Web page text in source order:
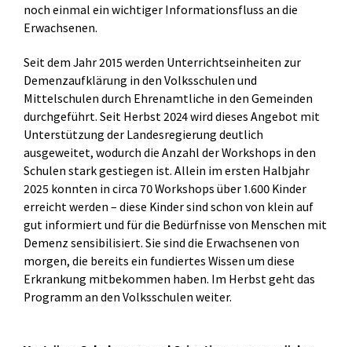
noch einmal ein wichtiger Informationsfluss an die
Erwachsenen.
Seit dem Jahr 2015 werden Unterrichtseinheiten zur
Demenzaufklärung in den Volksschulen und
Mittelschulen durch Ehrenamtliche in den Gemeinden
durchgeführt. Seit Herbst 2024 wird dieses Angebot mit
Unterstützung der Landesregierung deutlich
ausgeweitet, wodurch die Anzahl der Workshops in den
Schulen stark gestiegen ist. Allein im ersten Halbjahr
2025 konnten in circa 70 Workshops über 1.600 Kinder
erreicht werden – diese Kinder sind schon von klein auf
gut informiert und für die Bedürfnisse von Menschen mit
Demenz sensibilisiert. Sie sind die Erwachsenen von
morgen, die bereits ein fundiertes Wissen um diese
Erkrankung mitbekommen haben. Im Herbst geht das
Programm an den Volksschulen weiter.